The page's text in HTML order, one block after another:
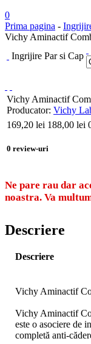
0
Prima pagina -
Vichy Aminactif
Ingrijire Par si Cap
Vichy Aminactif
Producator: Vichy
169,20 lei 188,00 lei
0 review-uri
Ne pare rau dar
noastra. Va
Descriere
Descriere
Vichy Aminactif
Vichy Aminactif
este o asociere de
completă anti-